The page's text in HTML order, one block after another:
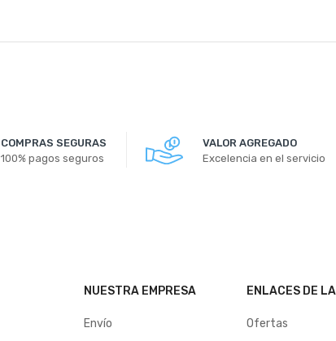
COMPRAS SEGURAS
100% pagos seguros
VALOR AGREGADO
Excelencia en el servicio
NUESTRA EMPRESA
Envío
ENLACES DE
Ofertas